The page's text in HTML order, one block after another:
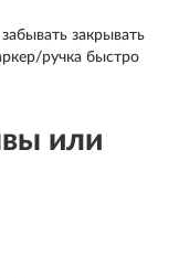
закрывать
ручка быстро
или